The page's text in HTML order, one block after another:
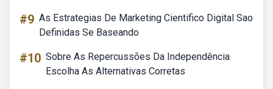
#9 As Estrategias De Marketing Cientifico Digital Sao
Definidas Se Baseando
#10 Sobre As Repercussões Da Independência
Escolha As Alternativas Corretas